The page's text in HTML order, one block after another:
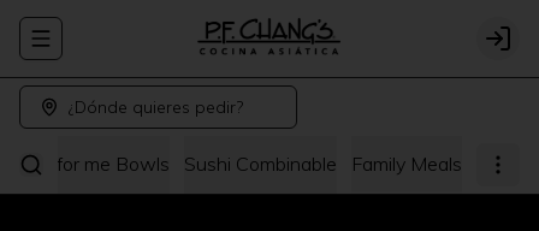
Abrir menu de navegación Login
¿Dónde quieres pedir?
for me Bowls Sushi Combinable Family Meals